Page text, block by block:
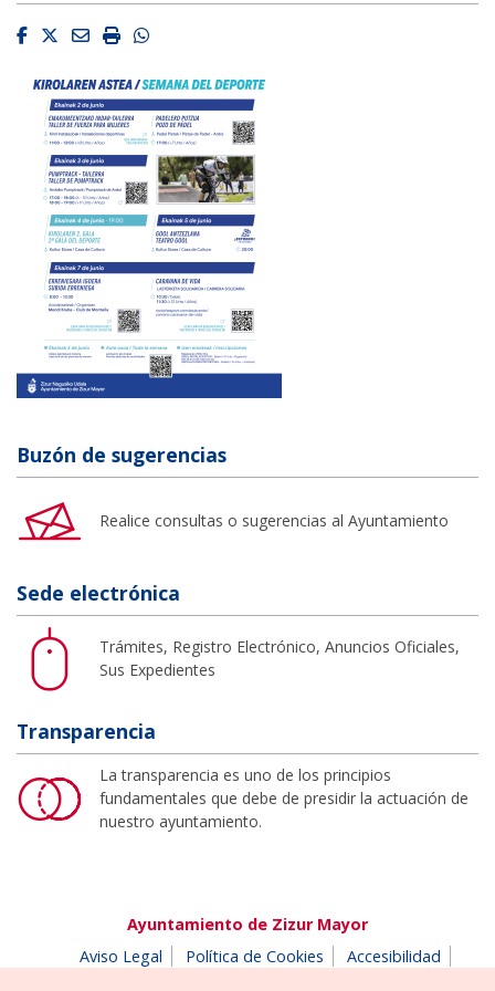
Facebook
Twitter
EmailImprimirWhatsapp
Buzón de sugerencias
Realice consultas o sugerencias al Ayuntamiento
Sede electrónica
Trámites, Registro Electrónico, Anuncios Oficiales,
Sus Expedientes
Transparencia
La transparencia es uno de los principios
fundamentales que debe de presidir la actuación de
nuestro ayuntamiento.
Ayuntamiento de Zizur Mayor
Aviso Legal
Política de Cookies
Accesibilidad